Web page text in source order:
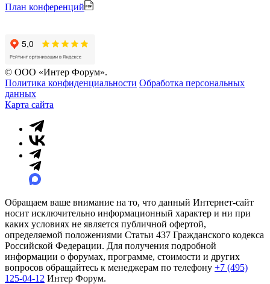
План конференций
© ООО «Интер Форум».
Политика конфиденциальности Обработка персональных
данных
Карта сайта
Обращаем ваше внимание на то, что данный Интернет-сайт
носит исключительно информационный характер и ни при
каких условиях не является публичной офертой,
определяемой положениями Статьи 437 Гражданского кодекса
Российской Федерации. Для получения подробной
информации о форумах, программе, стоимости и других
вопросов обращайтесь к менеджерам по телефону +7 (495)
125-04-12 Интер Форум.